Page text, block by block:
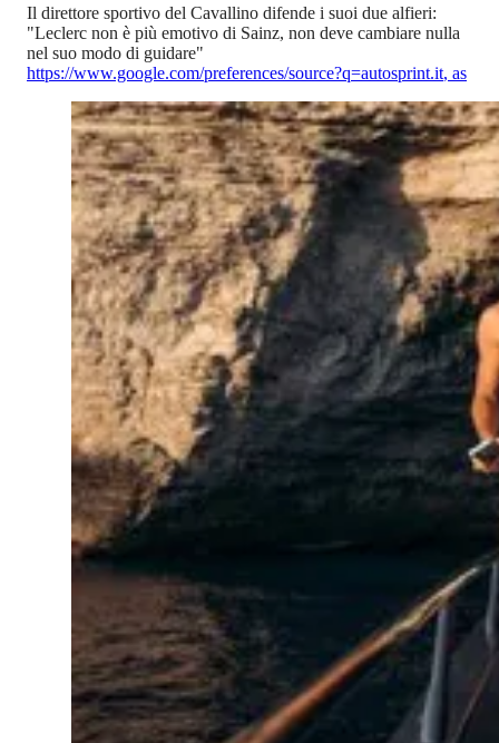
Il direttore sportivo del Cavallino difende i suoi due alfieri:
"Leclerc non è più emotivo di Sainz, non deve cambiare nulla
nel suo modo di guidare"
https://www.google.com/preferences/source?q=autosprint.it, as